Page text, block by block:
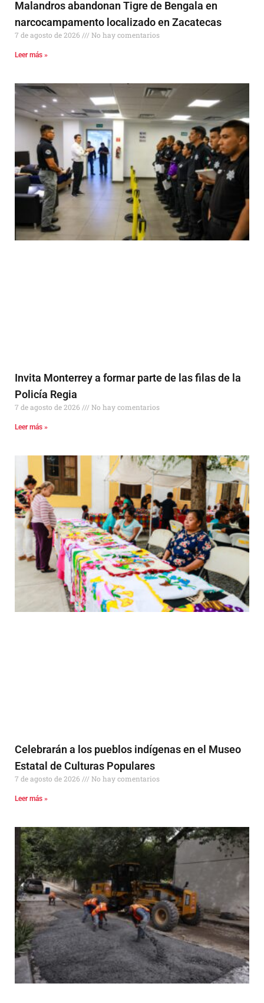
Malandros abandonan Tigre de Bengala en
narcocampamento localizado en Zacatecas
7 de agosto de 2026 No hay comentarios
Leer más »
Invita Monterrey a formar parte de las filas de la
Policía Regia
7 de agosto de 2026 No hay comentarios
Leer más »
Celebrarán a los pueblos indígenas en el Museo
Estatal de Culturas Populares
7 de agosto de 2026 No hay comentarios
Leer más »